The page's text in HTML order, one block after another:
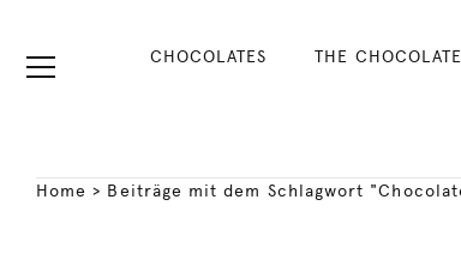
CHOCOLATES THE
Home > Beiträge mit dem Schlagwort